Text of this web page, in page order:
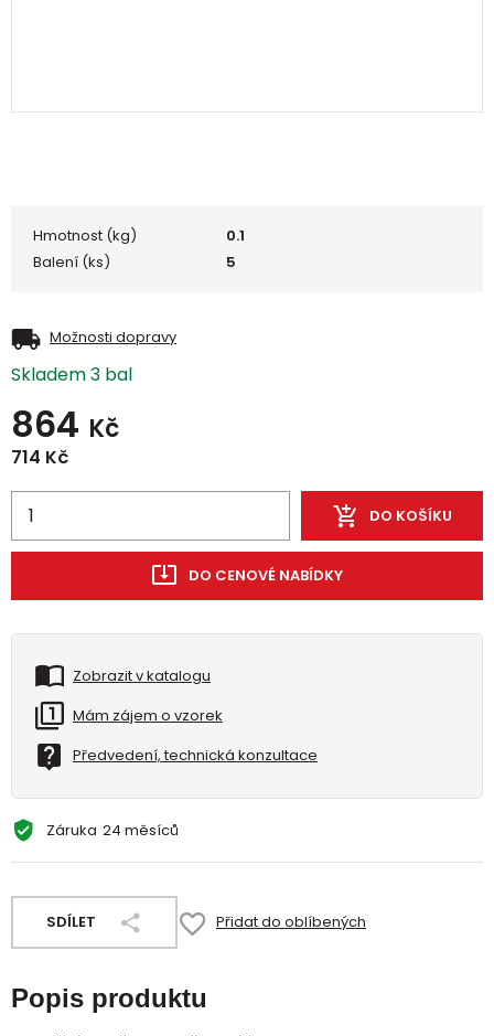
Hmotnost (kg)
0.1
Balení (ks)
5
Možnosti dopravy
Skladem 3 bal
864 Kč
714 Kč
DO KOŠÍKU
DO CENOVÉ NABÍDKY
Zobrazit v katalogu
Mám zájem o vzorek
Předvedení, technická konzultace
Záruka 24 měsíců
SDÍLET Přidat do oblíbených
Popis produktu